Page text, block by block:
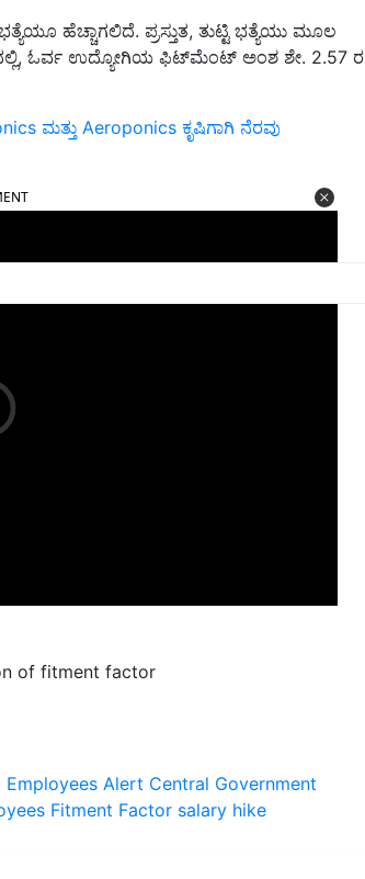
ಹೆಚ್ಚಾಗಲಿದೆ. ಪ್ರಸ್ತುತ, ತುಟ್ಟಿ ಭತ್ಯೆಯು ಮೂಲ
ಓರ್ವ ಉದ್ಯೋಗಿಯ ಫಿಟ್‌ಮೆಂಟ್ ಅಂಶ ಶೇ. 2.57 ರ
ಮತ್ತು Aeroponics ಕೃಷಿಗಾಗಿ ನೆರವು
of fitment factor
Fitment Factor salary hike